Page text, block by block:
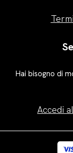
Hai bisogno di
Accedi